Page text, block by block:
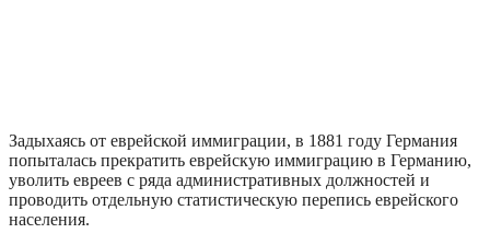
Задыхаясь от еврейской иммиграции, в 1881 году Германия
попыталась прекратить еврейскую иммиграцию в Германию,
уволить евреев с ряда административных должностей и
проводить отдельную статистическую перепись еврейского
населения.